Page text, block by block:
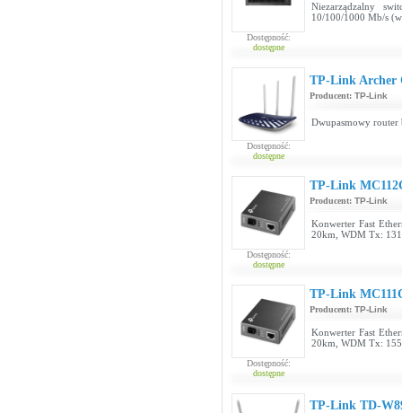
Dostępność:
dostępne
Niezarządzalny
10/100/1000 Mb/s
Dostępność:
dostępne
TP-Link Archer
Producent: TP-Link
Dwupasmowy router
Dostępność:
dostępne
TP-Link
Producent: TP-Link
Konwerter Fast
20km, WDM Tx:
Dostępność:
dostępne
TP-Link
Producent: TP-Link
Konwerter Fast
20km, WDM Tx:
TP-Link TD-